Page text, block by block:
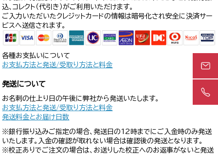
込、コレクト（代引き）がご利用いただけます。
ご入力いただいたクレジットカードの情報は暗号化され安全に決済サー
ビスへ送信されます。
各種お支払いについて
お支払方法と発送/受取り方法と料金
発送について
お名刺の仕上り日の午後に弊社から発送いたします。
お支払方法と発送/受取り方法と料金
発送料金とお届け日数
※銀行振り込みご指定の場合、発送日の12時までにご入金時のみ発送
いたします。入金の確認が取れない場合は確認後の発送となります。
※校正ありでご注文の場合は、お送りした校正へのお返事がないと発送